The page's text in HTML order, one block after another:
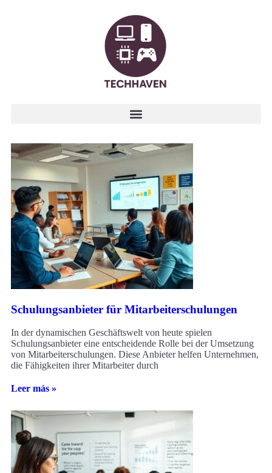
Schulungsanbieter für Mitarbeiterschulungen
In der dynamischen Geschäftswelt von heute spielen
Schulungsanbieter eine entscheidende Rolle bei der Umsetzung
von Mitarbeiterschulungen. Diese Anbieter helfen Unternehmen,
die Fähigkeiten ihrer Mitarbeiter durch
Leer más »